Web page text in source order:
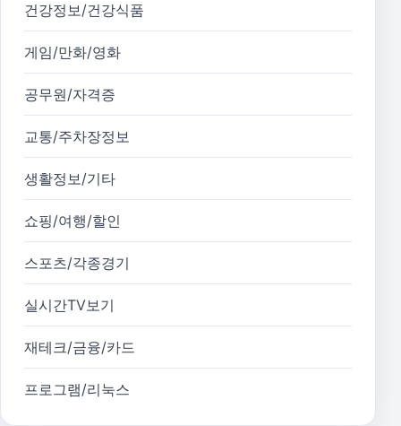
건강정보/건강식품
게임/만화/영화
공무원/자격증
교통/주차장정보
생활정보/기타
쇼핑/여행/할인
스포츠/각종경기
실시간TV보기
재테크/금융/카드
프로그램/리눅스